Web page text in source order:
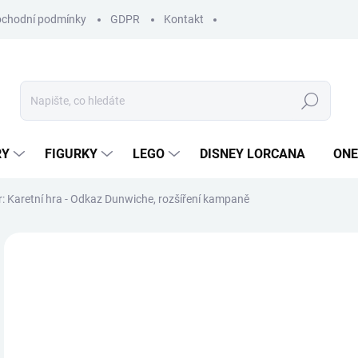
podmínky GDPR Kontakt
Hledat
FIGURKY LEGO DISNEY LORCANA
Karetní hra - Odkaz Dunwiche, rozšíření kampaně